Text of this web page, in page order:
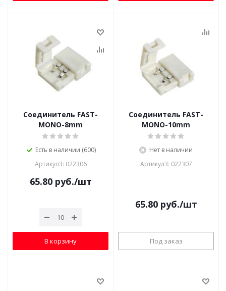
Соединитель FAST-
MONO-8mm
Есть в наличии (600)
Артикул3: 022306
65.80руб./шт
В корзину
Соединитель FAST-
MONO-10mm
Нет в наличии
Артикул3: 022307
65.80руб./шт
Под заказ